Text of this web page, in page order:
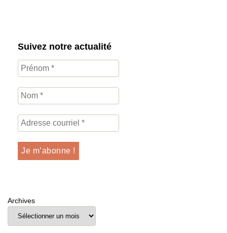
Suivez notre actualité
Archives